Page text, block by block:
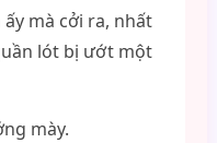
mà cởi ra, nhất
lót bị ướt một
mày.